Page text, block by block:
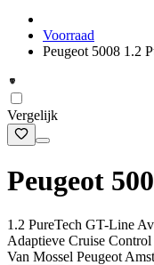
Voorraad
Peugeot 5008 1.2
Vergelijk
Peugeot
1.2 PureTech GT-Line
Adaptieve Cruise
Van Mossel Peugeot